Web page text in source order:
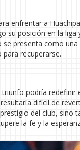
enfrentar a
su posición en la
presenta como
recuperarse.
podría redefinir
difícil de
del club, sino
la fe y la